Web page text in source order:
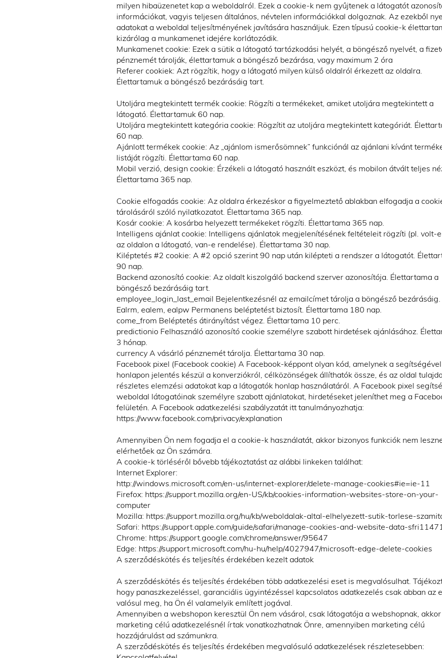
milyen hibaüzenetet kap a weboldalról. Ezek a cookie-k nem gyűjtenek a látogatót
információkat, vagyis teljesen általános, névtelen információkkal dolgoznak. Az ezekből
adatokat a weboldal teljesítményének javítására használjuk. Ezen típusú cookie-k
kizárólag a munkamenet idejére korlátozódik.
Munkamenet cookie: Ezek a sütik a látogató tartózkodási helyét, a böngésző nyelvét, a
pénznemét tárolják, élettartamuk a böngésző bezárása, vagy maximum 2 óra
Referer cookiek: Azt rögzítik, hogy a látogató milyen külső oldalról érkezett az oldalra.
Élettartamuk a böngésző bezárásáig tart.
Utoljára megtekintett termék cookie: Rögzíti a termékeket, amiket utoljára megtekintett a
látogató. Élettartamuk 60 nap.
Utoljára megtekintett kategória cookie: Rögzítit az utoljára megtekintett kategóriát.
60 nap.
Ajánlott termékek cookie: Az „ajánlom ismerősömnek” funkciónál az ajánlani kívánt
listáját rögzíti. Élettartama 60 nap.
Mobil verzió, design cookie: Érzékeli a látogató használt eszközt, és mobilon átvált teljes
Élettartama 365 nap.
Cookie elfogadás cookie: Az oldalra érkezéskor a figyelmeztető ablakban elfogadja a
tárolásáról szóló nyilatkozatot. Élettartama 365 nap.
Kosár cookie: A kosárba helyezett termékeket rögzíti. Élettartama 365 nap.
Intelligens ajánlat cookie: Intelligens ajánlatok megjelenítésének feltételeit rögzíti (pl. volt-
az oldalon a látogató, van-e rendelése). Élettartama 30 nap.
Kiléptetés #2 cookie: A #2 opció szerint 90 nap után kilépteti a rendszer a látogatót.
90 nap.
Backend azonosító cookie: Az oldalt kiszolgáló backend szerver azonosítója. Élettartama a
böngésző bezárásáig tart.
employee_login_last_email Bejelentkezésnél az emailcímet tárolja a böngésző bezárásáig.
Ealrm, ealem, ealpw Permanens beléptetést biztosít. Élettartama 180 nap.
come_from Beléptetés átirányítást végez. Élettartama 10 perc.
predictionio Felhasználó azonosító cookie személyre szabott hirdetések ajánlásához.
3 hónap.
currency A vásárló pénznemét tárolja. Élettartama 30 nap.
Facebook pixel (Facebook cookie) A Facebook-képpont olyan kód, amelynek a
honlapon jelentés készül a konverziókról, célközönségek állíthatók össze, és az oldal
részletes elemzési adatokat kap a látogatók honlap használatáról. A Facebook pixel
weboldal látogatóinak személyre szabott ajánlatokat, hirdetéseket jeleníthet meg a
felületén. A Facebook adatkezelési szabályzatát itt tanulmányozhatja:
https://www.facebook.com/privacy/explanation
Amennyiben Ön nem fogadja el a cookie-k használatát, akkor bizonyos funkciók nem
elérhetőek az Ön számára.
A cookie-k törléséről bővebb tájékoztatást az alábbi linkeken találhat:
Internet Explorer:
http://windows.microsoft.com/en-us/internet-explorer/delete-manage-cookies#ie=ie-11
Firefox: https://support.mozilla.org/en-US/kb/cookies-information-websites-store-on-your-
computer
Mozilla: https://support.mozilla.org/hu/kb/weboldalak-altal-elhelyezett-sutik-torlese-
Safari: https://support.apple.com/guide/safari/manage-cookies-and-website-data-
Chrome: https://support.google.com/chrome/answer/95647
Edge: https://support.microsoft.com/hu-hu/help/4027947/microsoft-edge-delete-cookies
A szerződéskötés és teljesítés érdekében kezelt adatok
A szerződéskötés és teljesítés érdekében több adatkezelési eset is megvalósulhat.
hogy panaszkezeléssel, garanciális ügyintézéssel kapcsolatos adatkezelés csak abban az
valósul meg, ha Ön él valamelyik említett jogával.
Amennyiben a webshopon keresztül Ön nem vásárol, csak látogatója a webshopnak,
marketing célú adatkezelésnél írtak vonatkozhatnak Önre, amennyiben marketing célú
hozzájárulást ad számunkra.
A szerződéskötés és teljesítés érdekében megvalósuló adatkezelések részletesebben: